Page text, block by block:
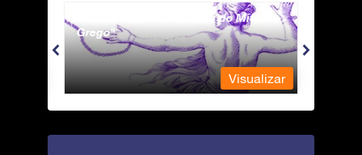
Andromeda - A Princesa do Mito
Grego
Visualizar